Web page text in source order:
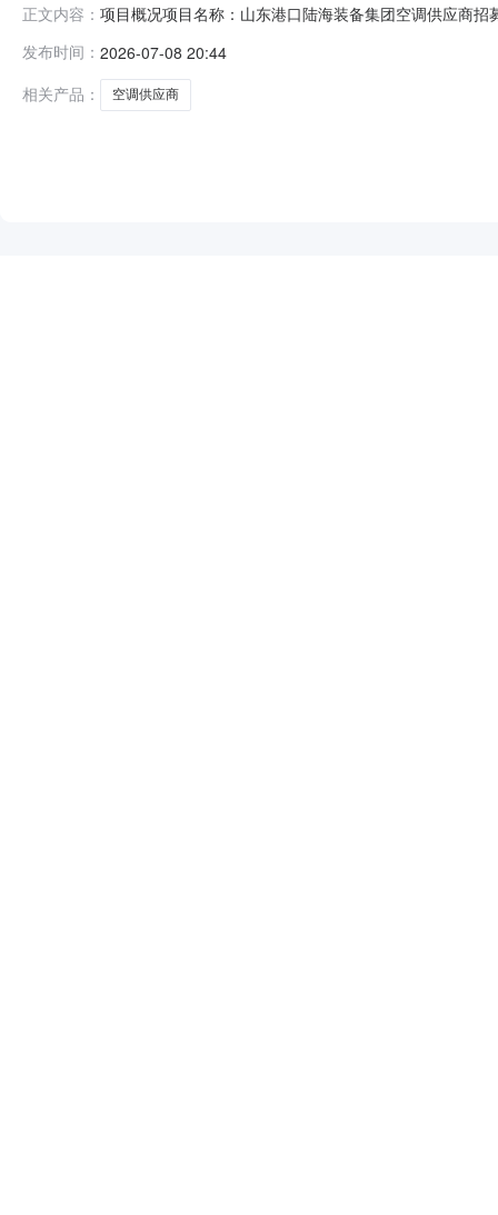
正文内容： 项目概况项目名称：山东港口陆海装备集团空调供应商
采购人联系人电话：13156230409采购人地址：山东省
岛市市北区新
发布时间： 2026-07-08 20:44
相关产品：
空调供应商